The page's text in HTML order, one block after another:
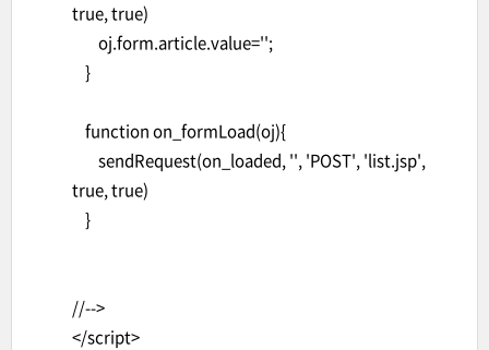
true, true)
oj.form.article.value='';
}
function on_formLoad(oj){
sendRequest(on_loaded, '', 'POST', 'list.jsp',
true, true)
}
//-->
</script>